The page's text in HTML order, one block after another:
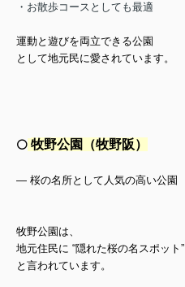
・お散歩コースとしても最適
運動と遊びを両立できる公園
として地元民に愛されています。
⚪️ 牧野公園（牧野阪）
— 桜の名所として人気の高い公園
牧野公園は、
地元住民に “隠れた桜の名スポット”
と言われています。